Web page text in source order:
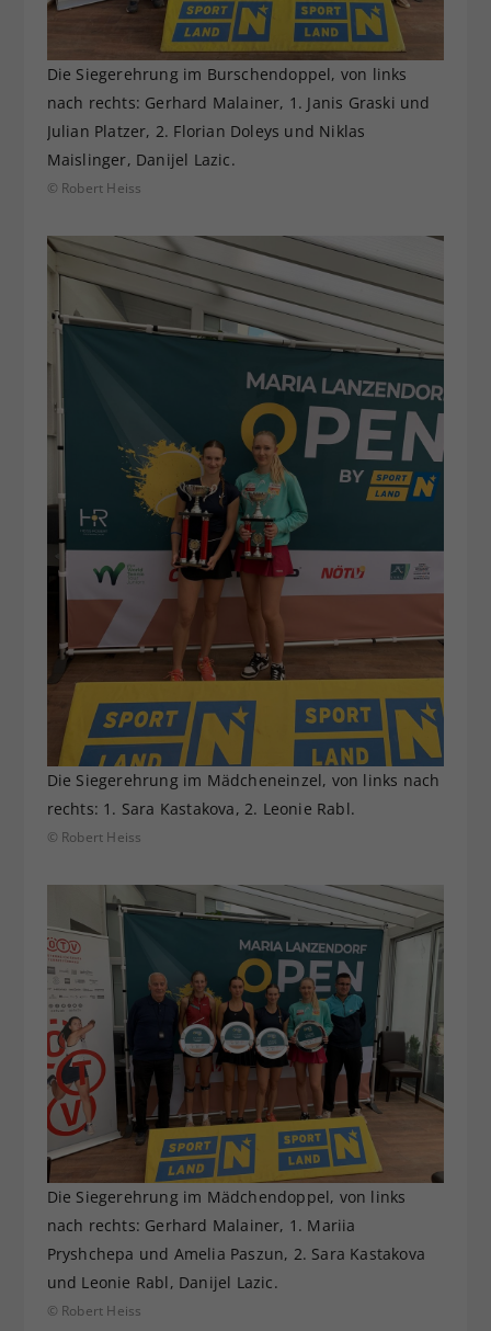
Die Siegerehrung im Burschendoppel, von links
nach rechts: Gerhard Malainer, 1. Janis Graski und
Julian Platzer, 2. Florian Doleys und Niklas
Maislinger, Danijel Lazic.
© Robert Heiss
Die Siegerehrung im Mädcheneinzel, von links nach
rechts: 1. Sara Kastakova, 2. Leonie Rabl.
© Robert Heiss
Die Siegerehrung im Mädchendoppel, von links
nach rechts: Gerhard Malainer, 1. Mariia
Pryshchepa und Amelia Paszun, 2. Sara Kastakova
und Leonie Rabl, Danijel Lazic.
© Robert Heiss